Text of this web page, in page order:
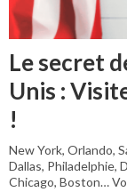
Le secret
Unis :
!
New York, Orlando,
Dallas, Philadelphie,
Chicago, Boston…